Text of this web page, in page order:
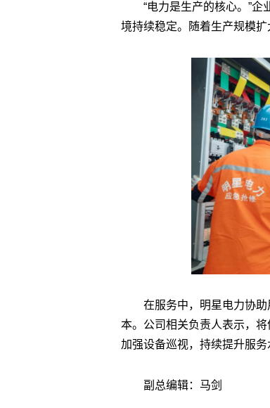
“电力是生产的核心。”
境持续稳定。随着生产规模扩
在服务中，明星电力协
本。公司相关负责人表示，将
加强设备巡视，持续提升服务
副总编辑：马剑